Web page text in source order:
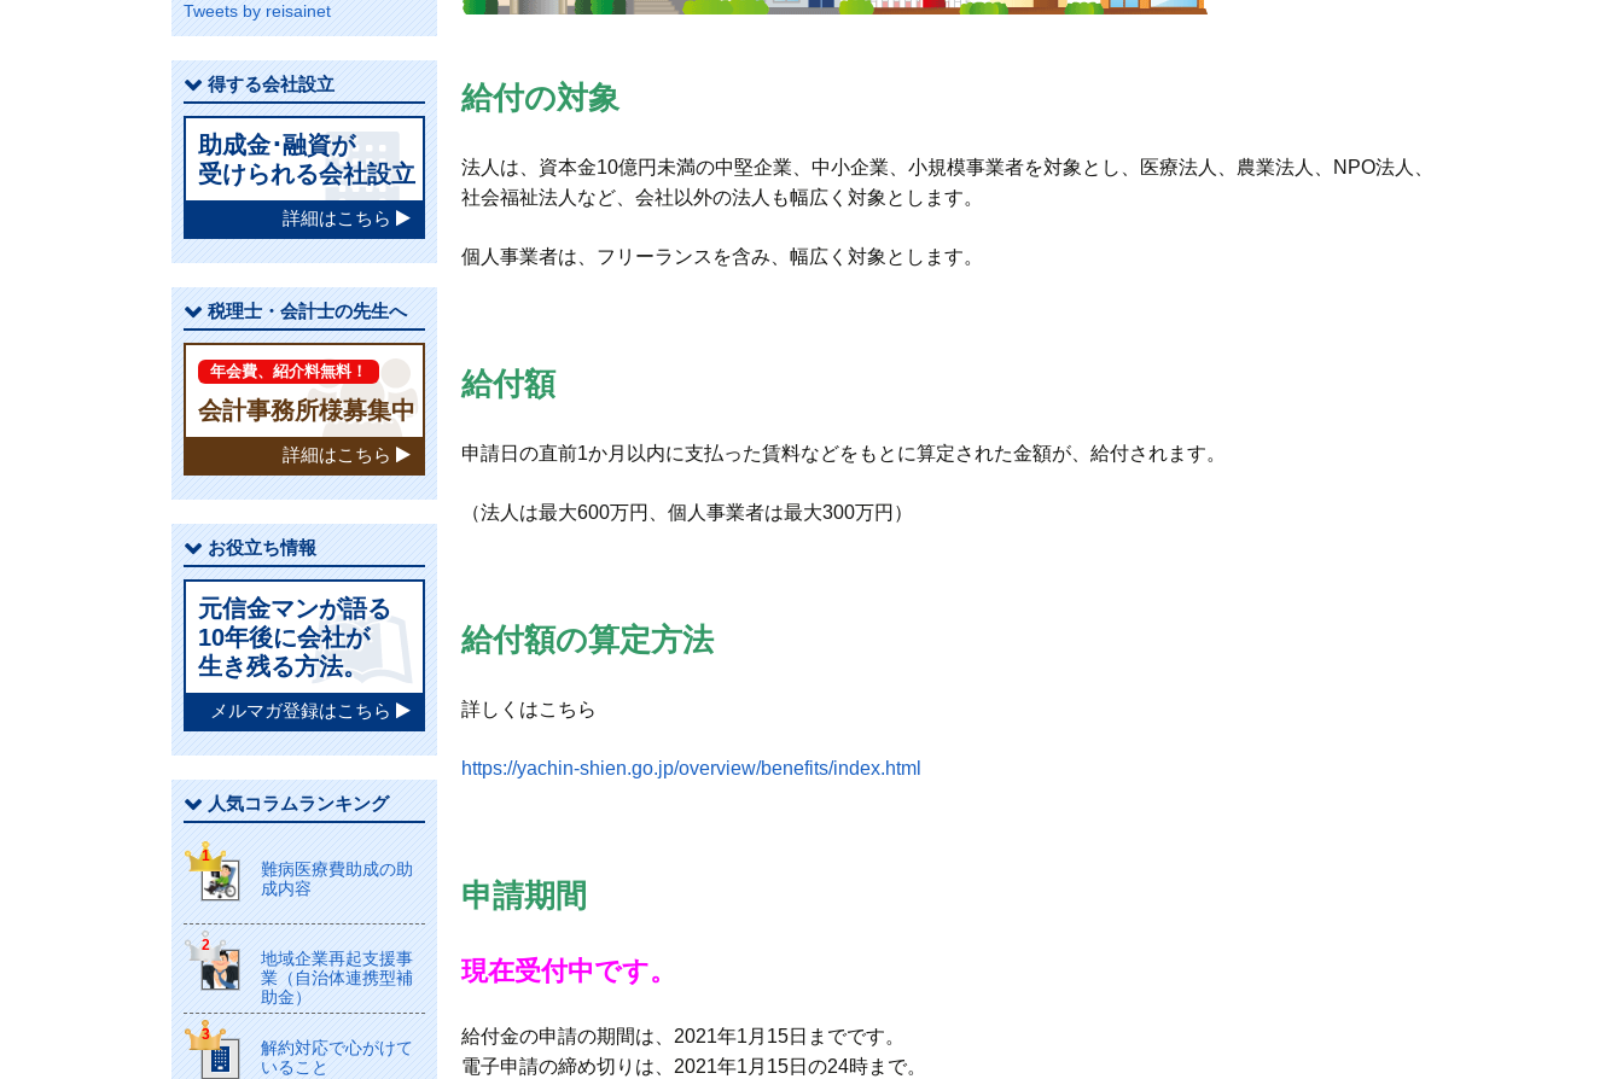
給付の対象
法人は、資本金10億円未満の中堅企業、中小企業、小規模事業者を対象とし、医療法人、農業法人、NPO法人、
社会福祉法人など、会社以外の法人も幅広く対象とします。
個人事業者は、フリーランスを含み、幅広く対象とします。
給付額
申請日の直前1か月以内に支払った賃料などをもとに算定された金額が、給付されます。
（法人は最大600万円、個人事業者は最大300万円）
給付額の算定方法
詳しくはこちら
https://yachin-shien.go.jp/overview/benefits/index.html
申請期間
現在受付中です。
給付金の申請の期間は、2021年1月15日までです。
電子申請の締め切りは、2021年1月15日の24時まで。
Tweets by reisainet
得する会社設立
助成金･融資が
受けられる会社設立
詳細はこちら
税理士・会計士の先生へ
年会費、紹介料無料！
会計事務所様募集中
詳細はこちら
お役立ち情報
元信金マンが語る
10年後に会社が
生き残る方法。
メルマガ登録はこちら
人気コラムランキング
難病医療費助成の助
成内容
地域企業再起支援事
業（自治体連携型補
助金）
解約対応で心がけて
いること